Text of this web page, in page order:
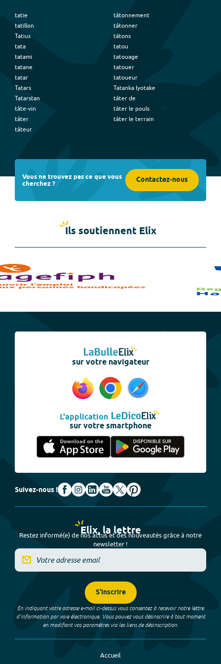
tatie
tatillon
Tatius
tata
tatami
tatane
tatar
Tatars
Tatarstan
tâte-vin
tâter
tâteur
tâtonnement
tâtonner
tâtons
tatou
tatouage
tatouer
tatoueur
Tatanka Iyotake
tâter de
tâter le pouls
tâter le terrain
Vous ne trouvez pas ce que vous
cherchez ? Contactez-nous
Ils soutiennent Elix
sur votre navigateur
L'application
sur votre smartphone
Suivez-nous !
Elix, la lettre
Restez informé(e) de nos actus et des nouveautés grâce à notre
newsletter !
S'inscrire
En indiquant votre adresse e-mail ci-dessus vous consentez à recevoir notre lettre
d’information par voie électronique. Vous pouvez vous désinscrire à tout moment
en modifiant vos paramètres via les liens de désinscription.
Accueil